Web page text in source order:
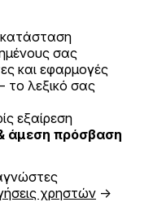
σας
και εφαρμογές
το λεξικό σας
εξαίρεση
άμεση πρόσβαση
χρηστών →